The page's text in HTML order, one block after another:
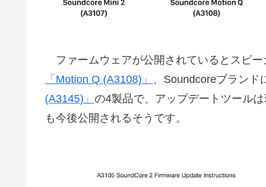
ファームウェアが公開されているとスピ
「Motion Q (A3108)」 、Soundcoreブランド
(A3145)」 の4製品で、アップデートツール
も今後公開されるそうです。